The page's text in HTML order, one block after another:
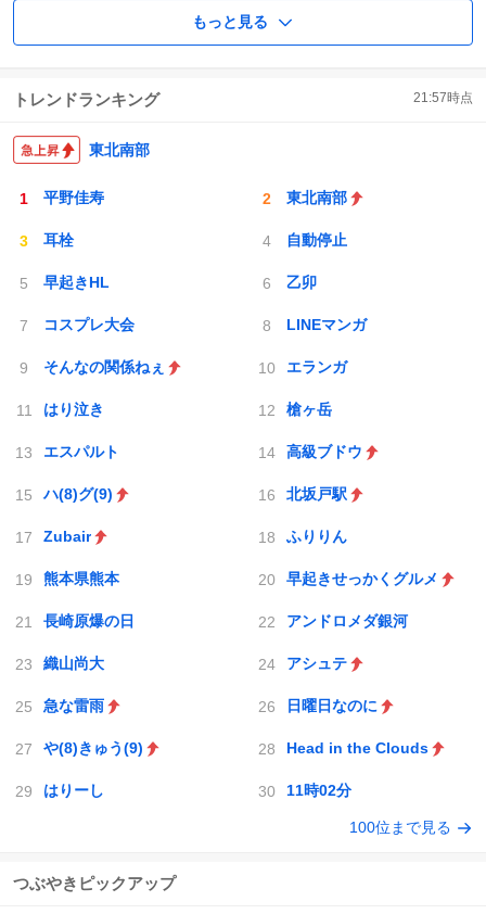
もっと見る
トレンドランキング 21:57時点
東北南部
平野佳寿 東北南部
耳栓 自動停止
早起きHL 乙卯
コスプレ大会 LINEマンガ
そんなの関係ねぇ エランガ
はり泣き 槍ヶ岳
エスパルト 高級ブドウ
ハ(8)グ(9) 北坂戸駅
Zubair ふりりん
熊本県熊本 早起きせっかくグルメ
長崎原爆の日 アンドロメダ銀河
織山尚大 アシュテ
急な雷雨 日曜日なのに
や(8)きゅう(9) Head in the Clouds
はりーし 11時02分
100位まで見る
つぶやきピックアップ